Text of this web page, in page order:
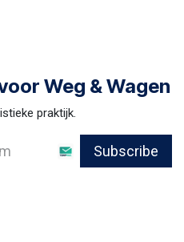
Weg & Wagen
praktijk.
Subscribe